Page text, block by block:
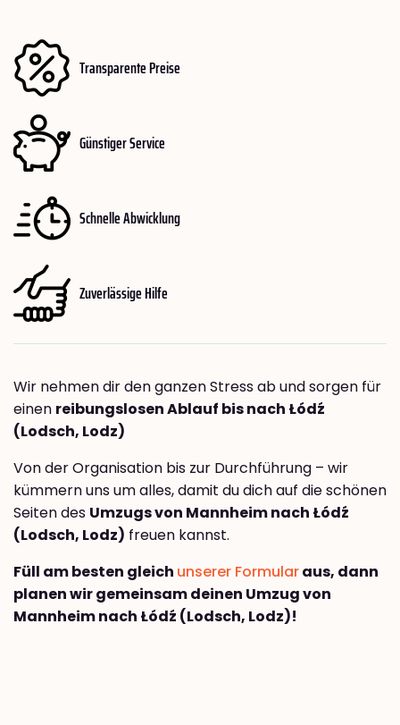
Transparente Preise
Günstiger Service
Schnelle Abwicklung
Zuverlässige Hilfe
Wir nehmen dir den ganzen Stress ab und sorgen für
einen reibungslosen Ablauf bis nach Łódź
(Lodsch, Lodz)
Von der Organisation bis zur Durchführung – wir
kümmern uns um alles, damit du dich auf die schönen
Seiten des Umzugs von Mannheim nach Łódź
(Lodsch, Lodz) freuen kannst.
Füll am besten gleich unserer Formularaus, dann
planen wir gemeinsam deinen Umzug von
Mannheim nach Łódź (Lodsch, Lodz)!